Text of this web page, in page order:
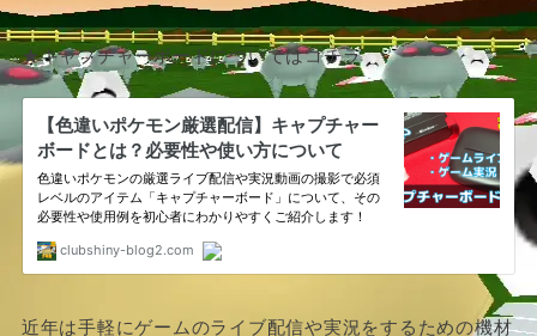
★キャプチャーボードについてはコチラ
近年は手軽にゲームのライブ配信や実況をするための機材